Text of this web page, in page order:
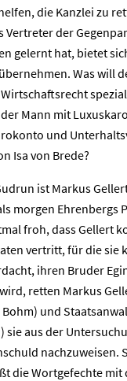
die Kanzlei zu
Vertreter der
gelernt hat, bietet
Was will
Mann mit
und
Isa von Brede?
ist Markus
morgen Ehrenbergs
froh, dass Gellert
vertritt, für die sie
ihren Bruder
retten Markus
und
sie aus der
nachzuweisen.
die Wortgefechte mit